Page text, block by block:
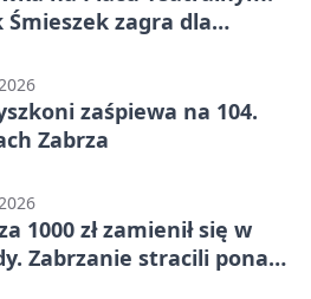
Śmieszek zagra dla
zaśpiewa na 104.
Zabrza
1000 zł zamienił się w
Zabrzanie stracili ponad